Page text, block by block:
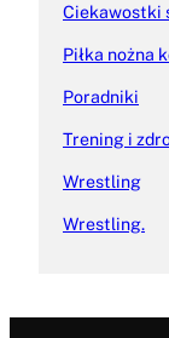
Ciekawostki
Piłka nożna
Poradniki
Trening i
Wrestling
Wrestling.